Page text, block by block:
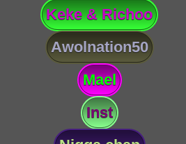
Keke & Richoo
Awolnation50
Mael
Inst